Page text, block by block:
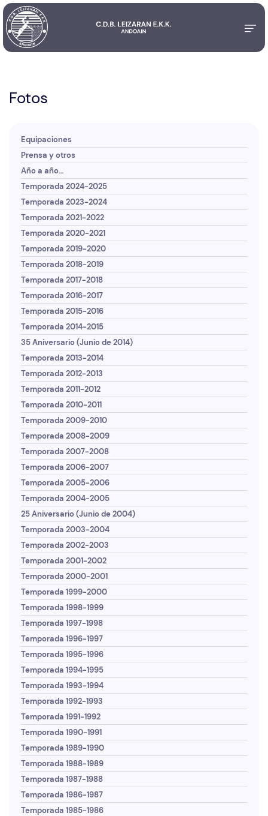
Fotos
Equipaciones
Prensa y otros
Año a año…
Temporada 2024-2025
Temporada 2023-2024
Temporada 2021-2022
Temporada 2020-2021
Temporada 2019-2020
Temporada 2018-2019
Temporada 2017-2018
Temporada 2016-2017
Temporada 2015-2016
Temporada 2014-2015
35 Aniversario (Junio de 2014)
Temporada 2013-2014
Temporada 2012-2013
Temporada 2011-2012
Temporada 2010-2011
Temporada 2009-2010
Temporada 2008-2009
Temporada 2007-2008
Temporada 2006-2007
Temporada 2005-2006
Temporada 2004-2005
25 Aniversario (Junio de 2004)
Temporada 2003-2004
Temporada 2002-2003
Temporada 2001-2002
Temporada 2000-2001
Temporada 1999-2000
Temporada 1998-1999
Temporada 1997-1998
Temporada 1996-1997
Temporada 1995-1996
Temporada 1994-1995
Temporada 1993-1994
Temporada 1992-1993
Temporada 1991-1992
Temporada 1990-1991
Temporada 1989-1990
Temporada 1988-1989
Temporada 1987-1988
Temporada 1986-1987
Temporada 1985-1986